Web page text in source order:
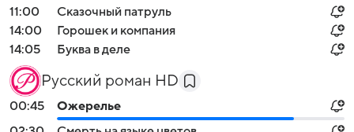
11:00
Сказочный патруль
14:00
Горошек и компания
14:05
Буква в деле
Русский роман HD
00:45
Ожерелье